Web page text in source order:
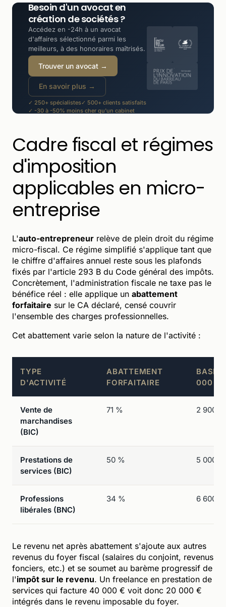
Besoin d'un avocat en
création de sociétés ?
Accédez en -24h à un avocat
d'affaires sélectionné parmi les
meilleurs, à des honoraires maîtrisés.
Trouver un avocat →
En savoir plus →
✓ 250+ spécialistes✓ 500+ clients satisfaits
✓ -30 à -50% moins cher qu'un cabinet
Cadre fiscal et régimes
d'imposition
applicables en micro-
entreprise
L'auto-entrepreneur relève de plein droit du régime
micro-fiscal. Ce régime simplifié s'applique tant que
le chiffre d'affaires annuel reste sous les plafonds
fixés par l'article 293 B du Code général des impôts.
Concrètement, l'administration fiscale ne taxe pas le
bénéfice réel : elle applique un abattement
forfaitaire sur le CA déclaré, censé couvrir
l'ensemble des charges professionnelles.
Cet abattement varie selon la nature de l'activité :
TYPE
D'ACTIVITÉ
ABATTEMENT
FORFAITAIRE
BASE
000 €
Vente de
marchandises
(BIC)
71 % 2 900 €
Prestations de
services (BIC)
50 % 5 000 €
Professions
libérales (BNC)
34 % 6 600 €
Le revenu net après abattement s'ajoute aux autres
revenus du foyer fiscal (salaires du conjoint, revenus
fonciers, etc.) et se soumet au barème progressif de
l'impôt sur le revenu. Un freelance en prestation de
services qui facture 40 000 € voit donc 20 000 €
intégrés dans le revenu imposable du foyer.